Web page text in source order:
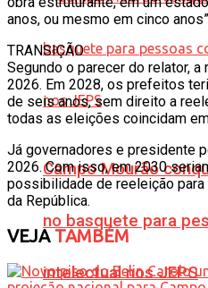
Campo Mourão
no basquete para
intelectual nos JEPS
anos, ou mesmo em cinco
TRANSIÇÃO
Segundo o parecer do relator,
2026. Em 2028, os prefeitos
de seis anos, sem direito a
todas as eleições coincidam
Já governadores e presidente
2026. Com isso, em 2030
possibilidade de reeleição
da República.
VEJATAMBÉM